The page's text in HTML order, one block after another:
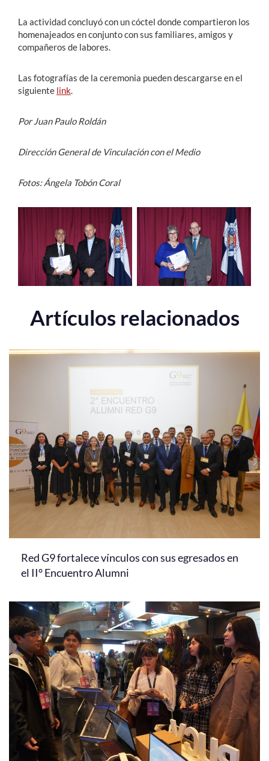
La actividad concluyó con un cóctel donde compartieron los
homenajeados en conjunto con sus familiares, amigos y
compañeros de labores.
Las fotografías de la ceremonia pueden descargarse en el
siguiente link.
Por Juan Paulo Roldán
Dirección General de Vinculación con el Medio
Fotos: Ángela Tobón Coral
Artículos relacionados
Red G9 fortalece vínculos con sus egresados en
el II° Encuentro Alumni